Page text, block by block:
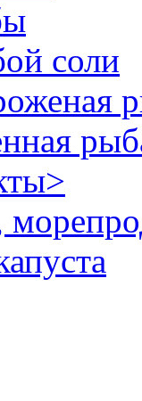
соли
>